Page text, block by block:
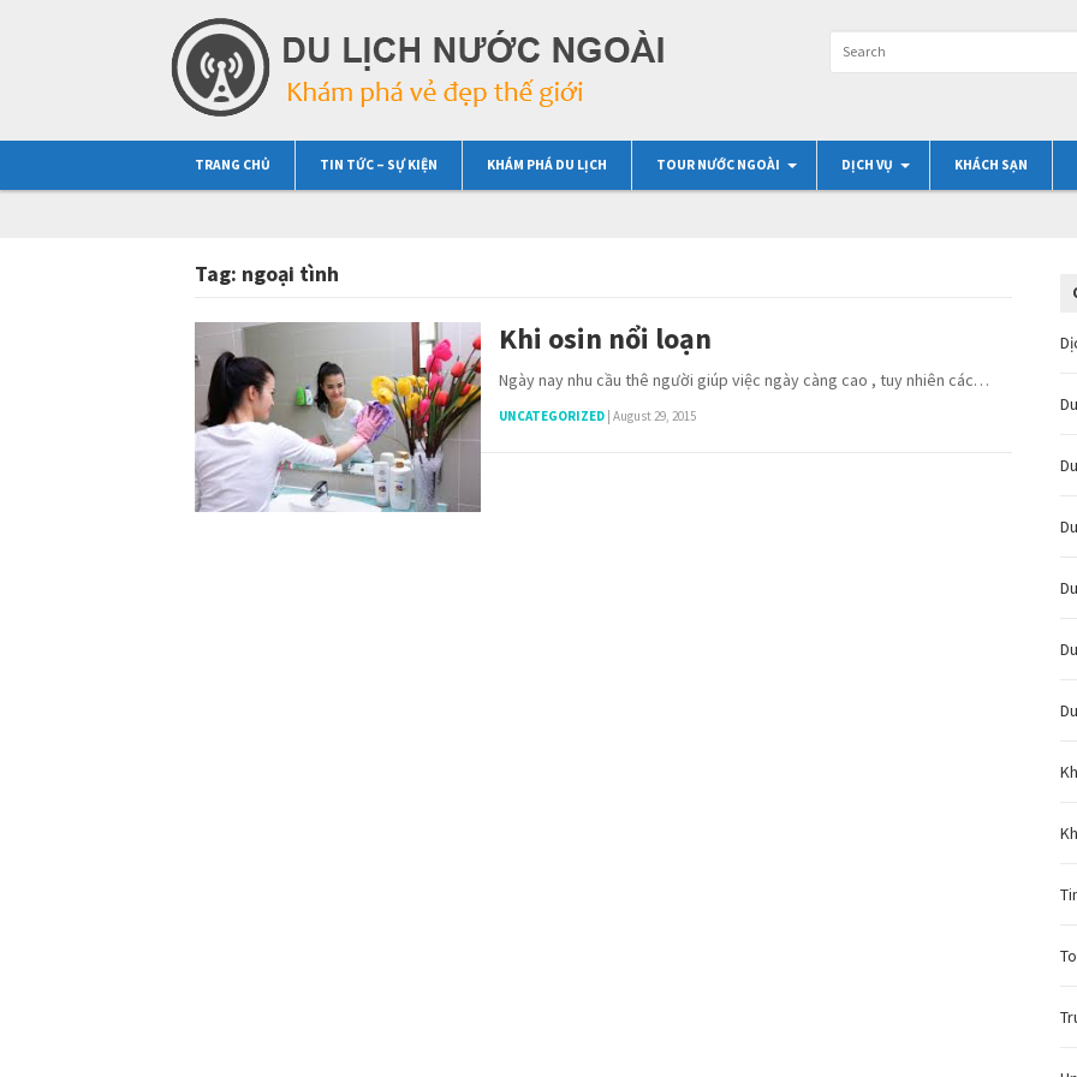
TRANG CHỦ TIN TỨC – SỰ KIỆN KHÁM PHÁ DU LỊCH TOUR NƯỚC NGOÀI DỊCH VỤ KHÁCH SẠN
Tag: ngoại tình
Khi osin nổi loạn
Ngày nay nhu cầu thê người giúp việc ngày càng cao , tuy nhiên các…
UNCATEGORIZED August 29, 2015